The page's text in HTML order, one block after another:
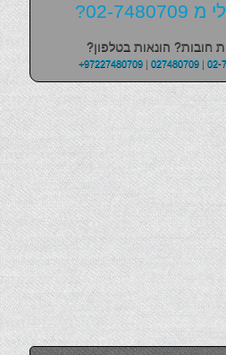
חובות? הונאות בטלפון?
+97227480709| 027480709| 02-